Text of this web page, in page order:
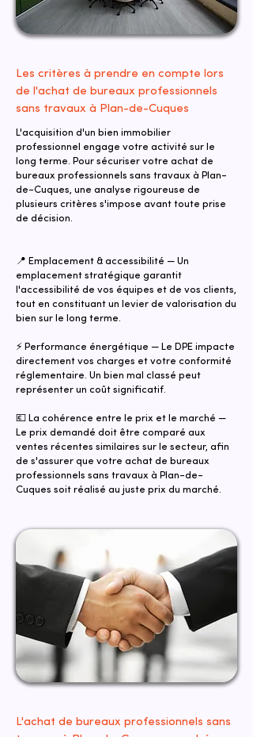
Les critères à prendre en compte lors
de l'achat de bureaux professionnels
sans travaux à Plan-de-Cuques
L'acquisition d'un bien immobilier
professionnel engage votre activité sur le
long terme. Pour sécuriser votre achat de
bureaux professionnels sans travaux à Plan-
de-Cuques, une analyse rigoureuse de
plusieurs critères s'impose avant toute prise
de décision.
📍 Emplacement & accessibilité — Un
emplacement stratégique garantit
l'accessibilité de vos équipes et de vos clients,
tout en constituant un levier de valorisation du
bien sur le long terme.
⚡ Performance énergétique — Le DPE impacte
directement vos charges et votre conformité
réglementaire. Un bien mal classé peut
représenter un coût significatif.
💶 La cohérence entre le prix et le marché —
Le prix demandé doit être comparé aux
ventes récentes similaires sur le secteur, afin
de s'assurer que votre achat de bureaux
professionnels sans travaux à Plan-de-
Cuques soit réalisé au juste prix du marché.
L'achat de bureaux professionnels sans